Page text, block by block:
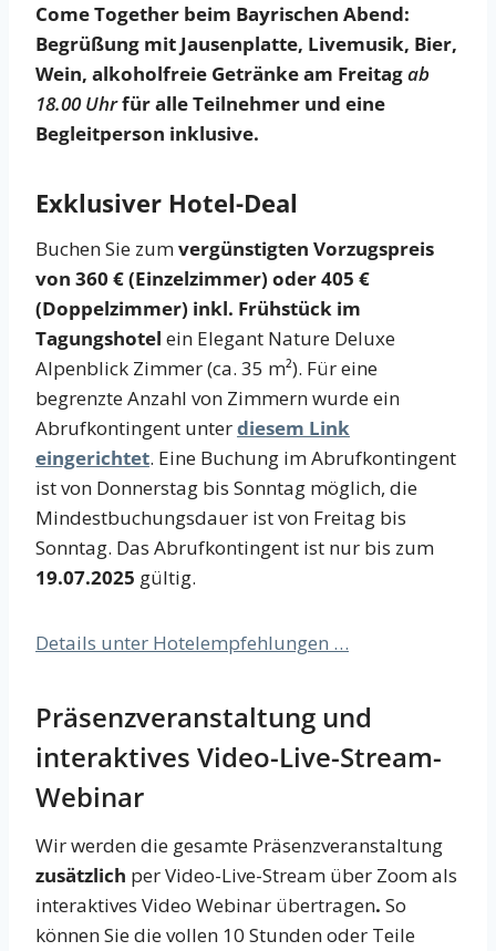
Come Together beim Bayrischen Abend:
Begrüßung mit Jausenplatte, Livemusik, Bier,
Wein, alkoholfreie Getränke am Freitagab
18.00 Uhrfür alle Teilnehmer und eine
Begleitperson inklusive.
Exklusiver Hotel-Deal
Buchen Sie zumvergünstigten Vorzugspreis
von 360 € (Einzelzimmer) oder 405 €
(Doppelzimmer) inkl. Frühstück im
Tagungshotel ein Elegant Nature Deluxe
Alpenblick Zimmer (ca. 35 m²). Für eine
begrenzte Anzahl von Zimmern wurde ein
Abrufkontingent unterdiesem Link
eingerichtet. Eine Buchung im Abrufkontingent
ist von Donnerstag bis Sonntag möglich, die
Mindestbuchungsdauer ist von Freitag bis
Sonntag. Das Abrufkontingent ist nur bis zum
19.07.2025 gültig.
Details unter Hotelempfehlungen …
Präsenzveranstaltung und
interaktives Video-Live-Stream-
Webinar
Wir werden die gesamte Präsenzveranstaltung
zusätzlich per Video-Live-Stream über Zoom als
interaktives Video Webinar übertragen. So
können Sie die vollen 10 Stunden oder Teile